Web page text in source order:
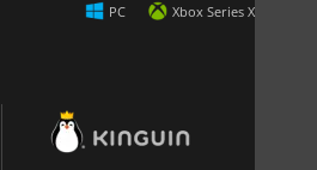
PC Xbox Series X